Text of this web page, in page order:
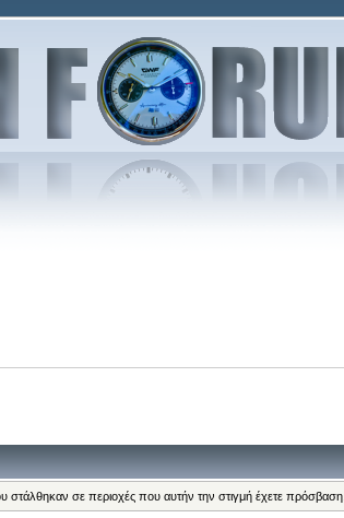
στάλθηκαν σε περιοχές που αυτήν την στιγμή έχετε πρόσβαση.